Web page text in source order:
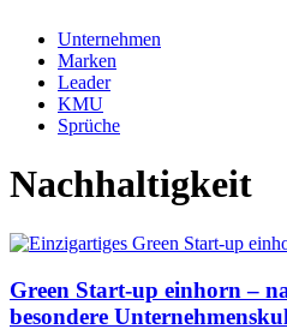
Unternehmen
Marken
Leader
KMU
Sprüche
Nachhaltigkeit
Green Start-up einhorn –
besondere